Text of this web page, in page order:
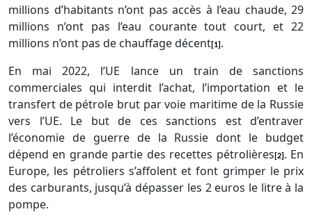
millions d’habitants n’ont pas accès à l’eau chaude, 29
millions n’ont pas l’eau courante tout court, et 22
millions n’ont pas de chauffage décent[1] .
En mai 2022, l’UE lance un train de sanctions
commerciales qui interdit l’achat, l’importation et le
transfert de pétrole brut par voie maritime de la Russie
vers l’UE. Le but de ces sanctions est d’entraver
l’économie de guerre de la Russie dont le budget
dépend en grande partie des recettes pétrolières [2] . En
Europe, les pétroliers s’affolent et font grimper le prix
des carburants, jusqu’à dépasser les 2 euros le litre à la
pompe.